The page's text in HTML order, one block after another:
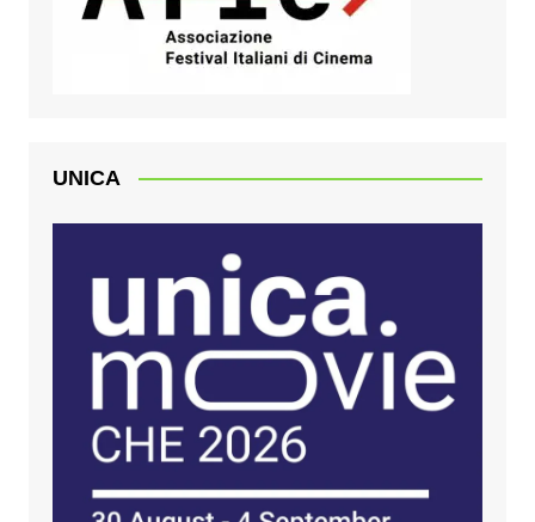
UNICA